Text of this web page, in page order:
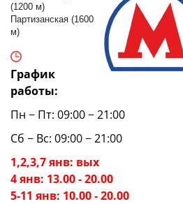
(1200 м)
Партизанская (1600
м)
График
работы:
Пн − Пт: 09:00 − 21:00
Сб − Вс: 09:00 − 21:00
1,2,3,7 янв: вых
4 янв: 13.00 - 20.00
5-11 янв: 10.00 - 20.00